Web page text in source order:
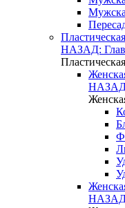
НАЗАД: